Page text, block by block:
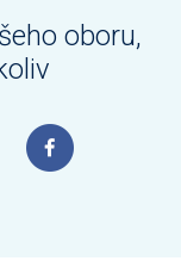
oboru,